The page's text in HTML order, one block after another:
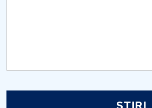
STIRI